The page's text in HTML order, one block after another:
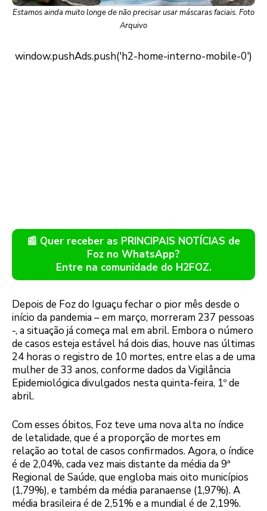
Estamos ainda muito longe de não precisar usar máscaras faciais. Foto
Arquivo
📰 Quer receber as PRINCIPAIS NOTÍCIAS de
Foz no WhatsApp?
Entre na comunidade do H2FOZ.
Depois de Foz do Iguaçu fechar o pior mês desde o
início da pandemia – em março, morreram 237 pessoas
-, a situação já começa mal em abril. Embora o número
de casos esteja estável há dois dias, houve nas últimas
24 horas o registro de 10 mortes, entre elas a de uma
mulher de 33 anos, conforme dados da Vigilância
Epidemiológica divulgados nesta quinta-feira, 1º de
abril.
Com esses óbitos, Foz teve uma nova alta no índice
de letalidade, que é a proporção de mortes em
relação ao total de casos confirmados. Agora, o índice
é de 2,04%, cada vez mais distante da média da 9ª
Regional de Saúde, que engloba mais oito municípios
(1,79%), e também da média paranaense (1,97%). A
média brasileira é de 2,51% e a mundial é de 2,19%.